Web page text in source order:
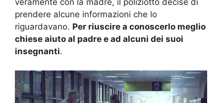
veramente con la madre, il poliziotto decise di
prendere alcune informazioni che lo
riguardavano. Per riuscire a conoscerlo meglio
chiese aiuto al padre e ad alcuni dei suoi
insegnanti.